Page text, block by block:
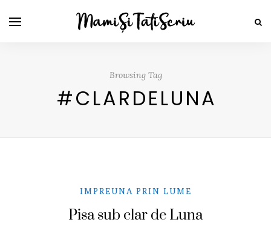
Browsing Tag
#CLARDELUNA
IMPREUNA PRIN LUME
Pisa sub clar de Luna